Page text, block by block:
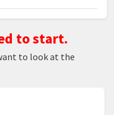
to start.
to look at the